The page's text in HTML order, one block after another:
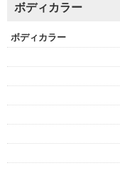
ボディカラー
ボディカラー